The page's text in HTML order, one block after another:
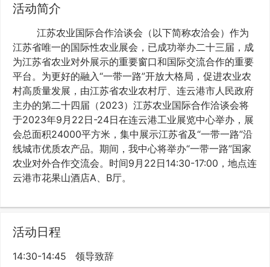
活动简介
江苏农业国际合作洽谈会（以下简称农洽会）作为
江苏省唯一的国际性农业展会，已成功举办二十三届，成
为江苏省农业对外展示的重要窗口和国际交流合作的重要
平台。为更好的融入“一带一路”开放大格局，促进农业农
村高质量发展，由江苏省农业农村厅、连云港市人民政府
主办的第二十四届（2023）江苏农业国际合作洽谈会将
于2023年9月22日-24日在连云港工业展览中心举办，展
会总面积24000平方米，集中展示江苏省及“一带一路”沿
线城市优质农产品。期间，我中心将举办“一带一路”国家
农业对外合作交流会。时间9月22日14:30-17:00，地点连
云港市花果山酒店A、B厅。
活动日程
14:30-14:45 领导致辞